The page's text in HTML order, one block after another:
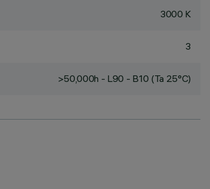
3000 K
3
>50,000h - L90 - B10 (Ta 25°C)